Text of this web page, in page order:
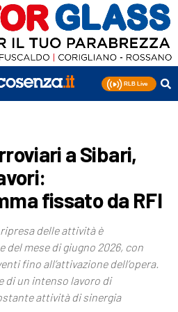
a Sibari,
fissato da RFI
delle attività è
mese di giugno 2026, con
fino all’attivazione dell’opera.
di un intenso lavoro di
attività di sinergia